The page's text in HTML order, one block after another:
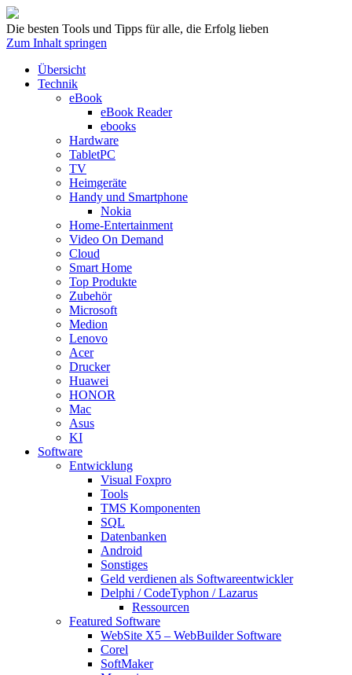
Die besten Tools und Tipps für alle, die Erfolg lieben
Zum Inhalt springen
Übersicht
Technik
eBook
eBook Reader
ebooks
Hardware
TabletPC
TV
Heimgeräte
Handy und Smartphone
Nokia
Home-Entertainment
Video On Demand
Cloud
Smart Home
Top Produkte
Zubehör
Microsoft
Medion
Lenovo
Acer
Drucker
Huawei
HONOR
Mac
Asus
KI
Software
Entwicklung
Visual Foxpro
Tools
TMS Komponenten
SQL
Datenbanken
Android
Sonstiges
Geld verdienen als Softwareentwickler
Delphi / CodeTyphon / Lazarus
Ressourcen
Featured Software
WebSite X5 – WebBuilder Software
Corel
SoftMaker